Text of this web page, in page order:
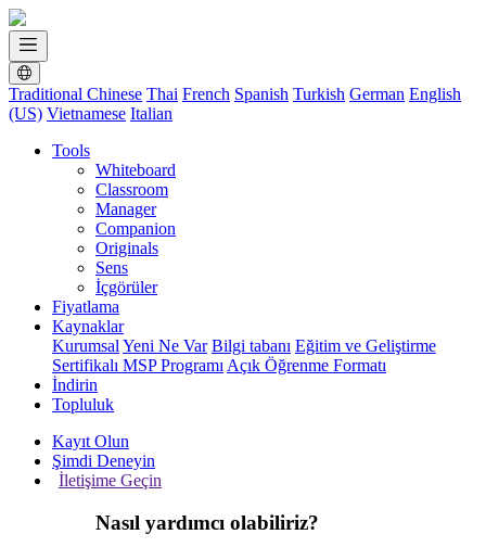
Traditional Chinese Thai French Spanish Turkish German English
(US) Vietnamese Italian
Tools
Whiteboard
Classroom
Manager
Companion
Originals
Sens
İçgörüler
Fiyatlama
Kaynaklar
Kurumsal Yeni Ne Var Bilgi tabanı Eğitim ve Geliştirme
Sertifikalı MSP Programı Açık Öğrenme Formatı
İndirin
Topluluk
Kayıt Olun
Şimdi Deneyin
İletişime Geçin
Nasıl yardımcı olabiliriz?